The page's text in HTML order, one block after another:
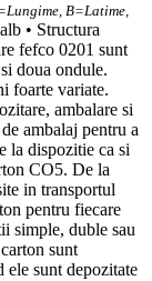
B=Latime,
• Structura
fefco 0201 sunt
doua ondule.
foarte variate.
ambalare si
ambalaj pentru a
la dispozitie ca si
CO5. De la
in transportul
pentru fiecare
simple, duble sau
sunt
ele sunt depozitate